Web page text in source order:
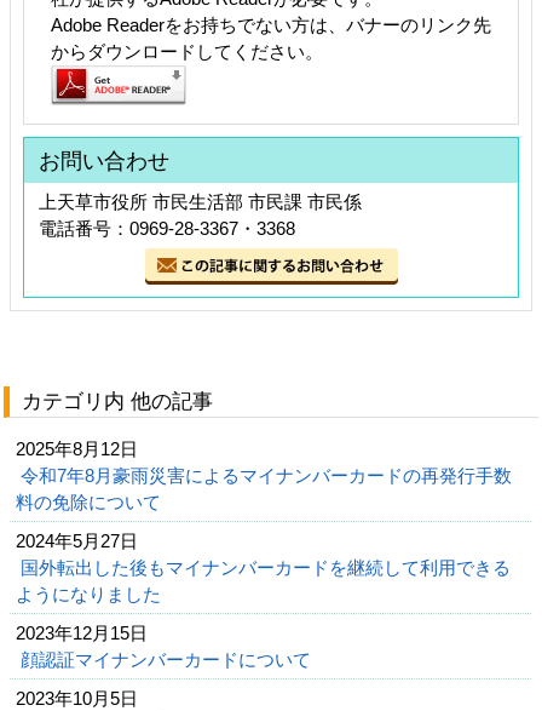
Adobe Readerをお持ちでない方は、バナーのリンク先
からダウンロードしてください。
お問い合わせ
上天草市役所 市民生活部 市民課 市民係
電話番号：0969-28-3367・3368
カテゴリ内 他の記事
2025年8月12日
令和7年8月豪雨災害によるマイナンバーカードの再発行手数
料の免除について
2024年5月27日
国外転出した後もマイナンバーカードを継続して利用できる
ようになりました
2023年12月15日
顔認証マイナンバーカードについて
2023年10月5日